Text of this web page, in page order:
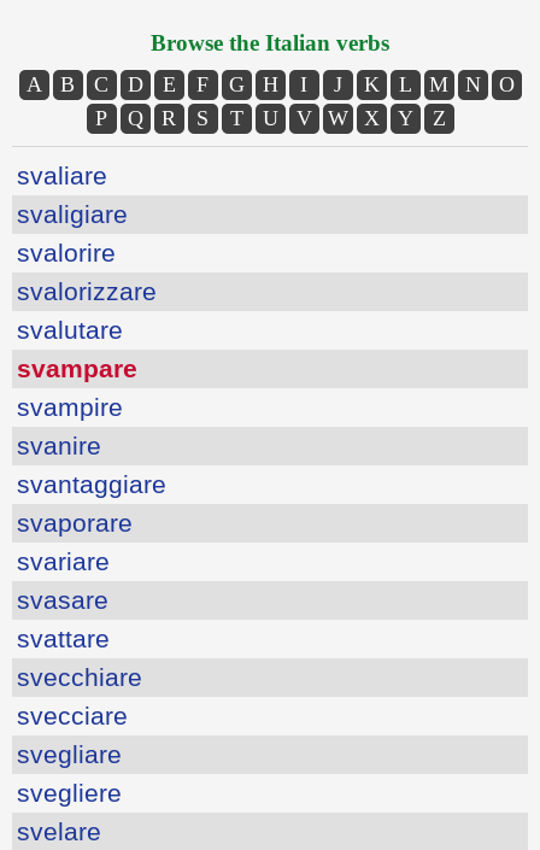
Browse the Italian verbs
A B C D E F G H I J K L M N
O
P
Q R S T U V W X Y Z
svaliare
svaligiare
svalorire
svalorizzare
svalutare
svampare
svampire
svanire
svantaggiare
svaporare
svariare
svasare
svattare
svecchiare
svecciare
svegliare
svegliere
svelare